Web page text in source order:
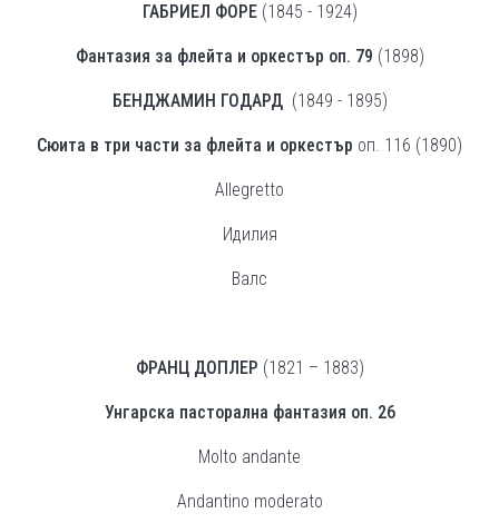
ГАБРИЕЛ ФОРЕ(1845 - 1924)
Фантазия за флейта и оркестър оп. 79 (1898)
БЕНДЖАМИН ГОДАРД (1849 - 1895)
Сюита в три части за флейта и оркестър оп. 116 (1890)
Allegretto
Идилия
Валс
ФРАНЦ ДОПЛЕР (1821 – 1883)
Унгарска пасторална фантазия оп. 26
Molto andante
Аndantino moderato